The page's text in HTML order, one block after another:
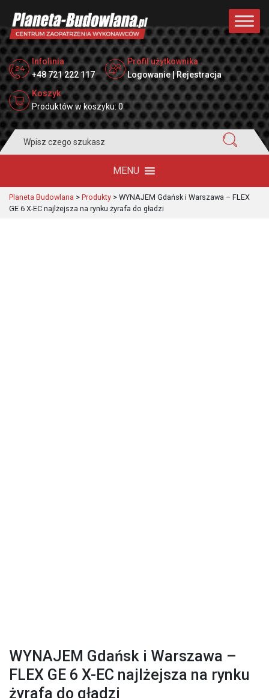
Infolinia
+48 721 222 117
Profil użytkownika
Logowanie | Rejestracja
Koszyk
Produktów w koszyku: 0
for:
MENU
Planeta Budowlana > Produkty > WYNAJEM Gdańsk i Warszawa – FLEX
GE 6 X-EC najlżejsza na rynku żyrafa do gładzi
WYNAJEM Gdańsk i Warszawa –
FLEX GE 6 X-EC najlżejsza na rynku
żyrafa do gładzi